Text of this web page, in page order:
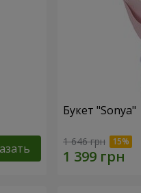
Букет "Sonya"
1 646 грн